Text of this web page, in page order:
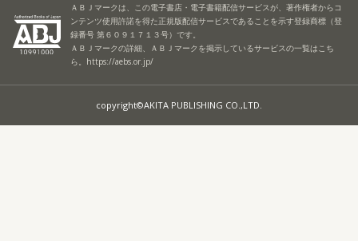
ＡＢＪマークは、この電子書店・電子書籍配信サービスが、著作権者からコ
ンテンツ使用許諾を得た正規版配信サービスであることを示す登録商標（登
録番号 第６０９１７１３号）です。
ＡＢＪマークの詳細、ＡＢＪマークを掲示しているサービスの一覧はこち
ら。 https://aebs.or.jp/
copyright©AKITA PUBLISHING CO.,LTD.